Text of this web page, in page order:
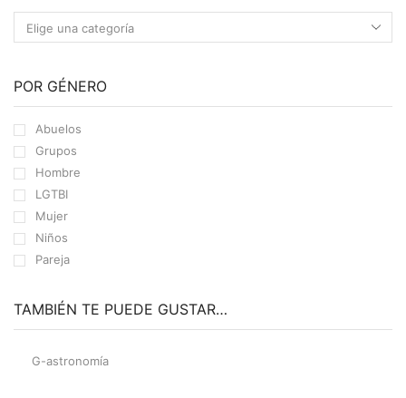
POR GÉNERO
Abuelos
Grupos
Hombre
LGTBI
Mujer
Niños
Pareja
TAMBIÉN TE PUEDE GUSTAR…
G-astronomía